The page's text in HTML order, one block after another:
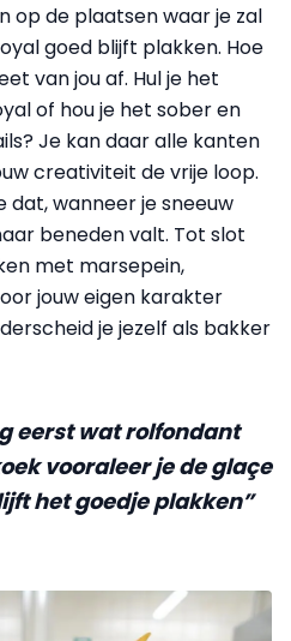
op de plaatsen waar je zal
goed blijft plakken. Hoe
van jou af. Hul je het
of hou je het sober en
Je kan daar alle kanten
creativiteit de vrije loop.
dat, wanneer je sneeuw
beneden valt. Tot slot
met marsepein,
jouw eigen karakter
je jezelf als bakker
eerst wat rolfondant
vooraleer je de glaçe
het goedje plakken”